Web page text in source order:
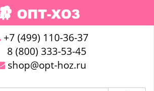
+7 (499) 110-36-37
8 (800) 333-53-45
shop@opt-hoz.ru